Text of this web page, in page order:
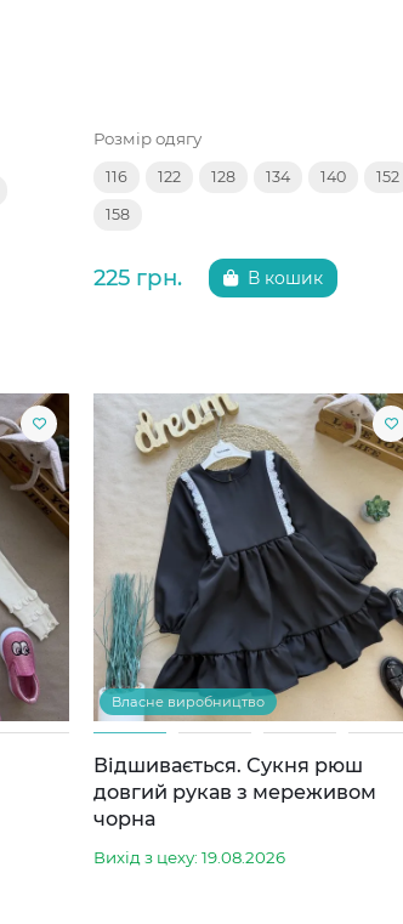
Розмір одягу
116 122 128 134 140 152
158
225 грн. В кошик
Власне виробництво
Відшивається. Сукня рюш
довгий рукав з мереживом
чорна
Вихід з цеху: 19.08.2026